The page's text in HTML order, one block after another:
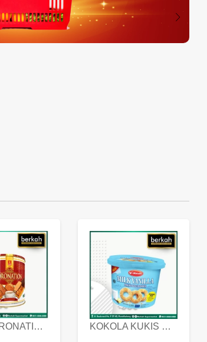
UBM CORONATION ASSORTED BISKUIT KALENG 450 GRAM KOKOLA KUKIS HYGIENIC MILK VANILLA PACK 320 GR